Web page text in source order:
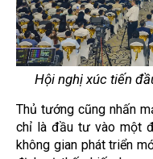
Hội nghị xúc tiến
Thủ tướng cũng nhấn
chỉ là đầu tư vào một
không gian phát triển